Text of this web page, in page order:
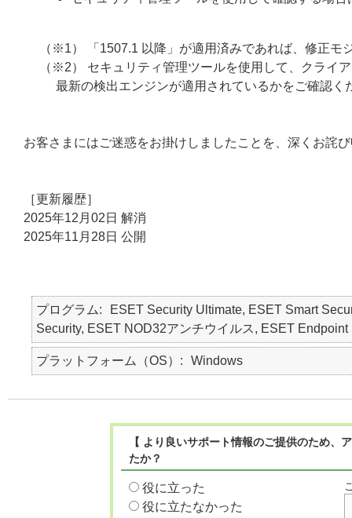
（※1） 「1507.1 以降」が適用済みであれば、修正モ
（※2） セキュリティ管理ツールを使用して、クライ
最新の検出エンジンが適用されているかをご確認く
お客さまにはご迷惑をお掛けしましたことを、深くお詫
［更新履歴］
2025年12月02日 解消
2025年11月28日 公開
プログラム
ESET Security Ultimate, ESET Smart
Security, ESET NOD32アンチウイルス, ESET
プラットフォーム（OS） Windows
【 より良いサポート情報のご提供のため
たか？
役に立った
役に立たなかった